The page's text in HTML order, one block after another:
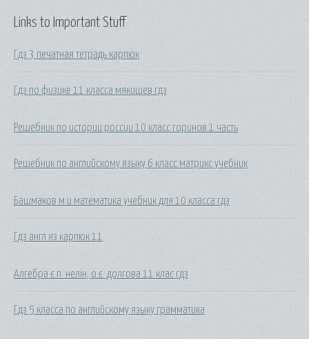
Links to Important Stuff
Гдз 3 печатная тетрадь карпюк
Гдз по физике 11 класса мякишев гдз
Решебник по истории россии 10 класс горинов 1 часть
Решебник по английскому языку 6 класс матрикс учебник
Башмаков м и математика учебник для 10 класса гдз
Гдз англ яз карпюк 11
Алгебра є.п. нелін, о.є. долгова 11 клас гдз
Гдз 5 класса по английскому языку грамматика